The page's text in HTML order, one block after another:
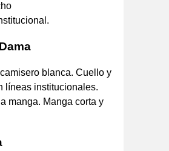
blanca. Cuello y
líneas institucionales.
manga. Manga corta y